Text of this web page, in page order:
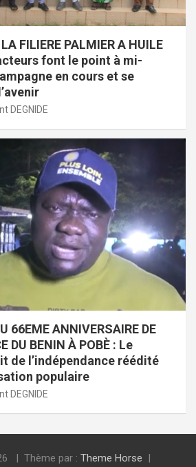
FILIERE PALMIER A HUILE
font le point à mi-
en cours et se
DEGNIDE
66EME ANNIVERSAIRE DE
DU BENIN À POBÈ : Le
de l’indépendance réédité
populaire
DEGNIDE
Thème par : Theme Horse